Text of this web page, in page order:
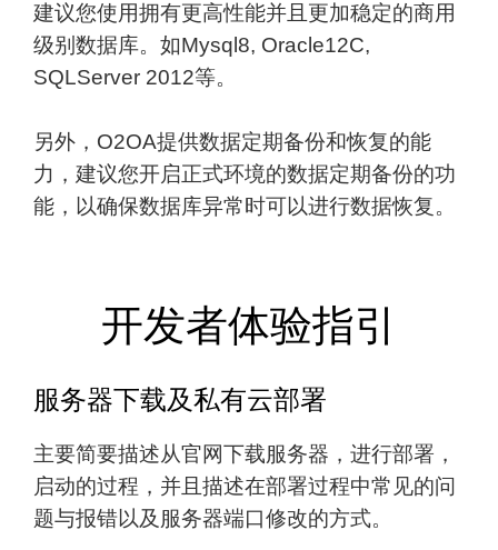
建议您使用拥有更高性能并且更加稳定的商用
级别数据库。如Mysql8, Oracle12C,
SQLServer 2012等。
另外，O2OA提供数据定期备份和恢复的能
力，建议您开启正式环境的数据定期备份的功
能，以确保数据库异常时可以进行数据恢复。
开发者体验指引
服务器下载及私有云部署
主要简要描述从官网下载服务器，进行部署，
启动的过程，并且描述在部署过程中常见的问
题与报错以及服务器端口修改的方式。